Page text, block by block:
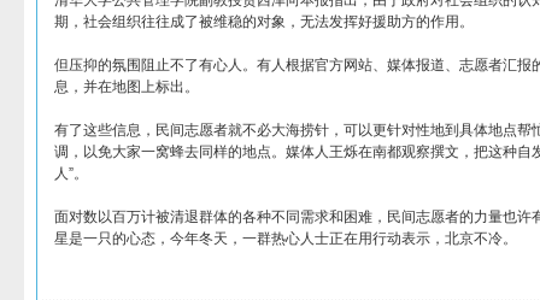
期，社会组织往往成了被维稳的对象，无法发挥好援助方的作用。
但压抑的氛围阻止不了有心人。有人根据官方网站、媒体报道、志愿者汇报
息，并在地图上标出。
有了这些信息，民间志愿者就不必大海捞针，可以更针对性地到具体地点帮
调，以免大家一窝蜂去同样的地点。媒体人王烁在南都观察撰文，把这种自
人”。
面对数以百万计被清退群体的各种不同需求和困难，民间志愿者的力量也许
星是一只的心态，今年冬天，一群热心人士正在用行动表示，北京不冷。